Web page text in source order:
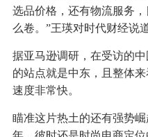
选品价格，还有物流服务
么卷。”王瑛对时代财经说道
据亚马逊调研，在受访的
的站点就是中东，且整体
速度非常快。
瞄准这片热土的还有强势